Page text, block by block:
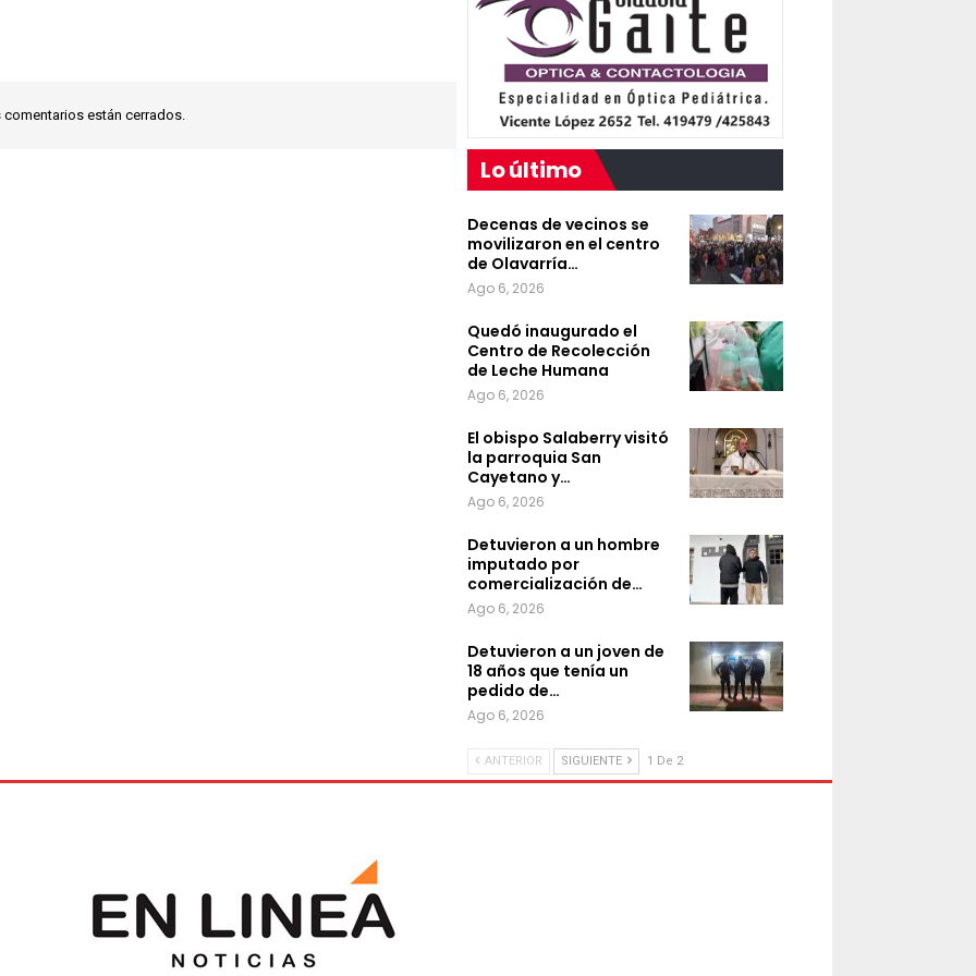
comentarios están cerrados.
Lo último
Decenas de vecinos se
movilizaron en el centro
de Olavarría…
Ago 6, 2026
Quedó inaugurado el
Centro de Recolección
de Leche Humana
Ago 6, 2026
El obispo Salaberry visitó
la parroquia San
Cayetano y…
Ago 6, 2026
Detuvieron a un hombre
imputado por
comercialización de…
Ago 6, 2026
Detuvieron a un joven de
18 años que tenía un
pedido de…
Ago 6, 2026
ANTERIOR SIGUIENTE 1 De 2